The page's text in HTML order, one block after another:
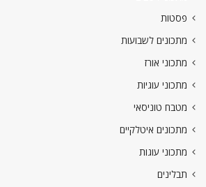
פסטות
מתכונים לשבועות
מתכוני אורז
מתכוני עוגיות
מטבח טוניסאי
מתכונים איטלקיים
מתכוני עוגות
תבלינים